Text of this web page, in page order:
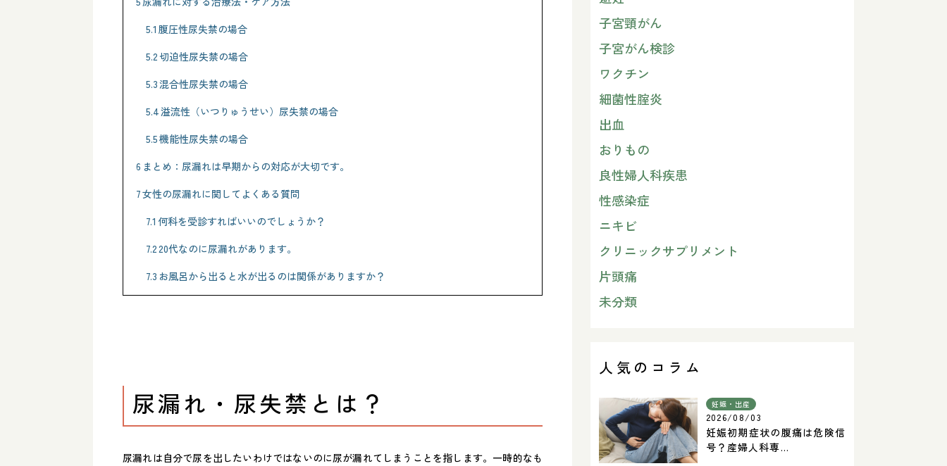
5.1 腹圧性尿失禁の場合
5.2切迫性尿失禁の場合
5.3混合性尿失禁の場合
5.4溢流性（いつりゅうせい）尿失禁の場合
5.5機能性尿失禁の場合
6 まとめ：尿漏れは早期からの対応が大切です。
7女性の尿漏れに関してよくある質問
7.1 何科を受診すればいいのでしょうか？
7.220代なのに尿漏れがあります。
7.3 お風呂から出ると水が出るのは関係がありますか？
尿漏れ・尿失禁とは？
尿漏れは自分で尿を出したいわけではないのに尿が漏れてしまうことを指します。一時的なも
子宮頸がん
子宮がん検診
ワクチン
細菌性腟炎
出血
おりもの
良性婦人科疾患
性感染症
ニキビ
クリニックサプリメント
片頭痛
未分類
人気のコラム
妊娠・出産
2026/08/03
妊娠初期症状の腹痛は危険信
号？産婦人科専...